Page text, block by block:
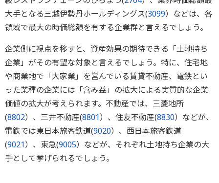
大手となる三越伊勢丹ホールディングス(3099）などは、各
領域で最大の時価総額を有する企業群と言えるでしょう。
企業側に視点を移すと、資産効果の期待できる「土地持ち
企業」がその有望な対象と言えるでしょう。特に、住宅地
や商業地で「大家業」を営んでいる賃貸不動産、電鉄とい
った業種の企業には「含み益」の拡大による実質的な企業
価値の拡大が考えられます。不動産では、三菱地所
(8802）、三井不動産(8801）、住友不動産(8830）などが、
電鉄では東日本旅客鉄道(9020）、西日本旅客鉄道
(9021）、東急(9005）などが、それぞれ土地持ち企業の大
手として挙げられるでしょう。